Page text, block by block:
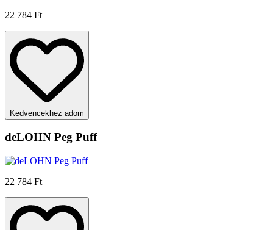
22 784 Ft
Kedvencekhez adom
deLOHN Peg Puff
22 784 Ft